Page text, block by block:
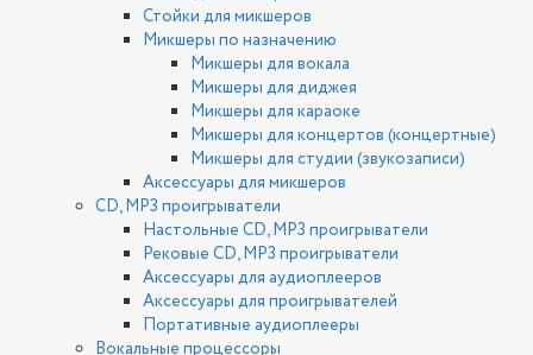
Стойки для микшеров
Микшеры по назначению
Микшеры для вокала
Микшеры для диджея
Микшеры для караоке
Микшеры для концертов (концертные)
Микшеры для студии (звукозаписи)
Аксессуары для микшеров
CD, MP3 проигрыватели
Настольные CD, MP3 проигрыватели
Рековые CD, MP3 проигрыватели
Аксессуары для аудиоплееров
Аксессуары для проигрывателей
Портативные аудиоплееры
Вокальные процессоры